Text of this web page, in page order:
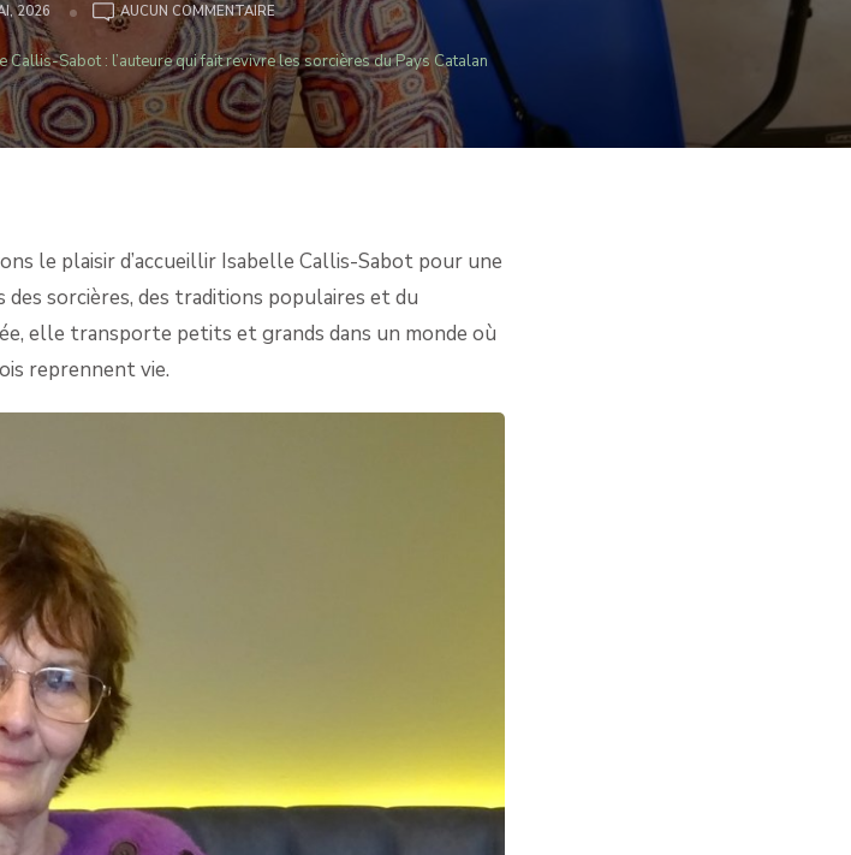
2026 AUCUN COMMENTAIREISABELLE
CALLIS-
SABOT
:
L’AUTEURE
QUI
DU
CATALAN
Callis-Sabot : l’auteure qui fait revivre les sorcières du Pays Catalan
le plaisir d’accueillir Isabelle Callis-Sabot pour une
des sorcières, des traditions populaires et du
elle transporte petits et grands dans un monde où
reprennent vie.